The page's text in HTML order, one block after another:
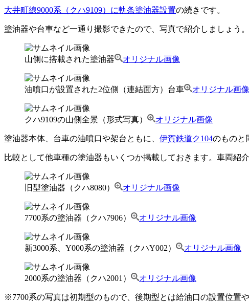
大井町線9000系（クハ9109）に軌条塗油器設置の続きです。
塗油器や台車など一通り撮影できたので、写真で紹介しましょう。
山側に搭載された塗油器 オリジナル画像
油噴口が設置された2位側（連結面方）台車 オリジナル画像
クハ9109の山側全景（形式写真） オリジナル画像
塗油器本体、台車の油噴口や架台ともに、 伊賀鉄道ク104のものと
比較として他車種の塗油器もいくつか掲載しておきます。車両紹
旧型塗油器（クハ8080） オリジナル画像
7700系の塗油器（クハ7906） オリジナル画像
新3000系、Y000系の塗油器（クハY002） オリジナル画像
2000系の塗油器（クハ2001） オリジナル画像
※7700系の写真は初期型のもので、後期型とは給油口の設置位置